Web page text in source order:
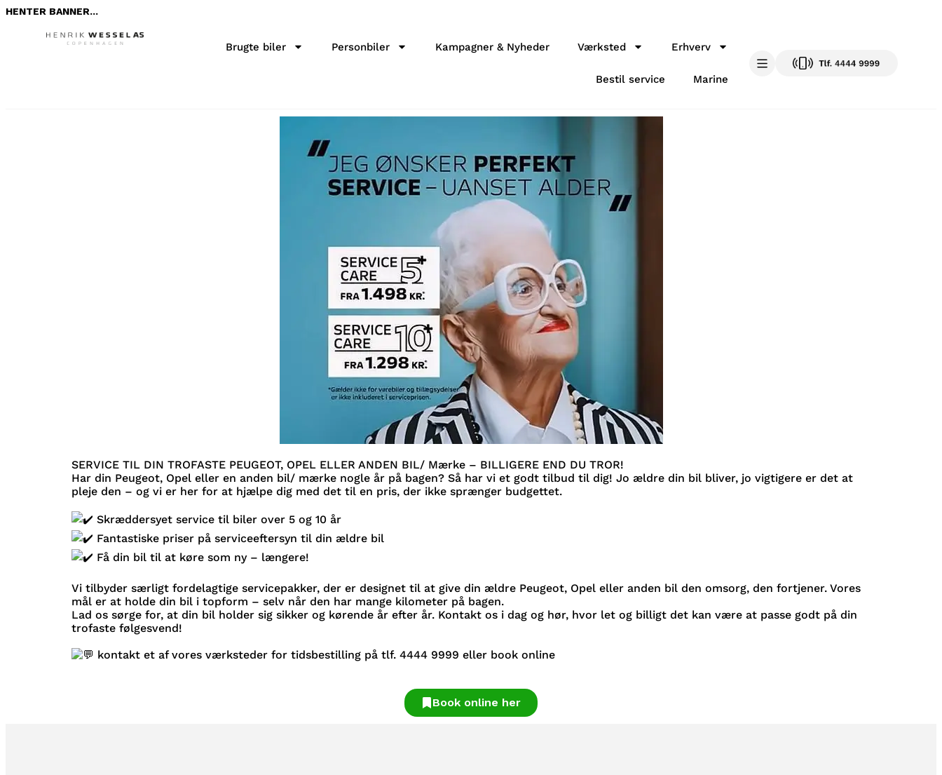
HENTER BANNER...
Brugte biler Personbiler Kampagner & Nyheder Værksted Erhverv
Bestil service Marine
SERVICE TIL DIN TROFASTE PEUGEOT, OPEL ELLER ANDEN BIL/ Mærke – BILLIGERE END DU TROR!
Har din Peugeot, Opel eller en anden bil/ mærke nogle år på bagen? Så har vi et godt tilbud til dig! Jo ældre din bil bliver, jo vigtigere er det at
pleje den – og vi er her for at hjælpe dig med det til en pris, der ikke sprænger budgettet.
Skræddersyet service til biler over 5 og 10 år
Fantastiske priser på serviceeftersyn til din ældre bil
Få din bil til at køre som ny – længere!
Vi tilbyder særligt fordelagtige servicepakker, der er designet til at give din ældre Peugeot, Opel eller anden bil den omsorg, den fortjener. Vores
mål er at holde din bil i topform – selv når den har mange kilometer på bagen.
Lad os sørge for, at din bil holder sig sikker og kørende år efter år. Kontakt os i dag og hør, hvor let og billigt det kan være at passe godt på din
trofaste følgesvend!
kontakt et af vores værksteder for tidsbestilling på tlf. 4444 9999 eller book online
Book online her